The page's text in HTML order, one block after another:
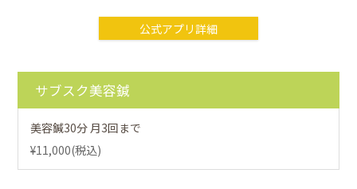
公式アプリ詳細
サブスク美容鍼
美容鍼30分 月3回まで
¥11,000(税込)